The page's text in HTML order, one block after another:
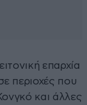
επαρχία
περιοχές που
και άλλες